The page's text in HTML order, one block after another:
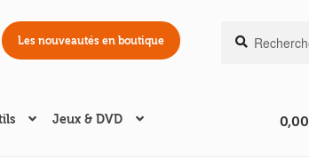
Les nouveautés en boutique
pour :
Recherche
Jeux & DVD 0,00